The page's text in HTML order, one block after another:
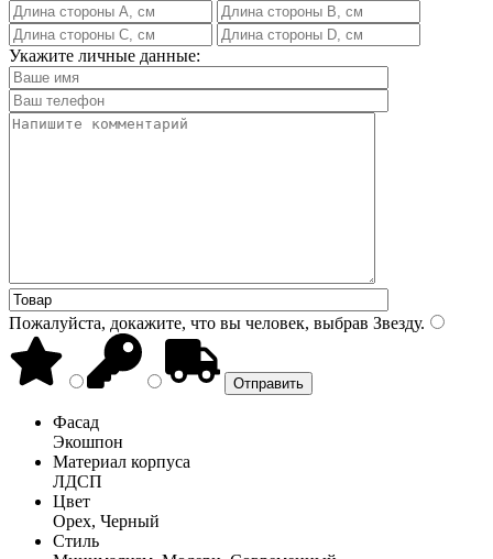
Укажите личные данные:
Пожалуйста, докажите, что вы человек, выбрав Звезду.
Фасад
Экошпон
Материал корпуса
ЛДСП
Цвет
Орех, Черный
Стиль